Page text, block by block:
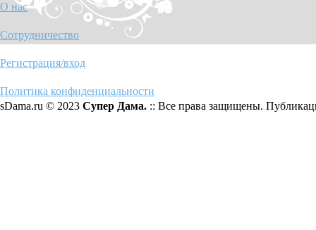
О нас
Сотрудничество
Регистрация/вход
Политика конфиденциальности
sDama.ru © 2023 Супер Дама. :: Все права защищены.